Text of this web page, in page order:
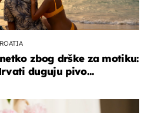
zbog drške za motiku:
duguju pivo...